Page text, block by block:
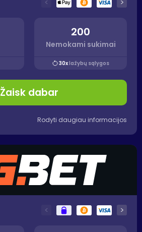
200
Nemokami sukimai
30xlažybų sąlygos
Žaisk dabar
Rodyti daugiau informacijos
< >